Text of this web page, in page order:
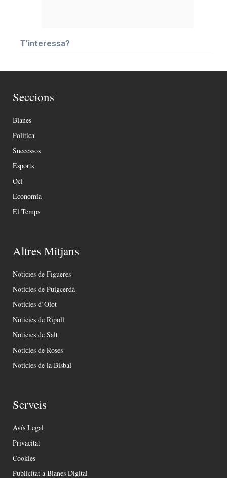
T’interessa?
Seccions
Blanes
Política
Successos
Esports
Oci
Economia
El Temps
Altres Mitjans
Notícies de Figueres
Notícies de Puigcerdà
Notícies d’Olot
Notícies de Ripoll
Notícies de Salt
Notícies de Roses
Notícies de la Bisbal
Serveis
Avís Legal
Privacitat
Cookies
Publicitat a Blanes Digital